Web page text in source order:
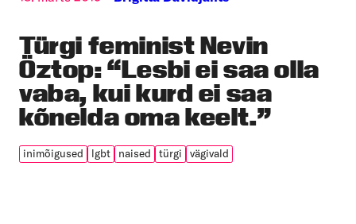
Türgi feminist Nevin
Öztop: “Lesbi ei saa olla
vaba, kui kurd ei saa
kõnelda oma keelt.”
inimõigused lgbt naised türgi vägivald